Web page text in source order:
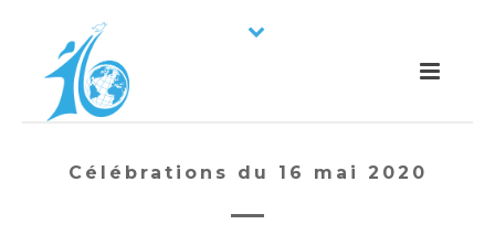
Célébrations du 16 mai 2020